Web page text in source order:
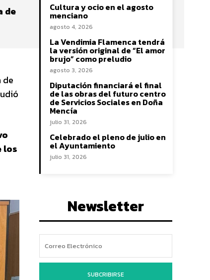
de
de
los
Cultura y ocio en el agosto
menciano
agosto 4, 2026
La Vendimia Flamenca tendrá
la versión original de “El amor
brujo” como preludio
agosto 3, 2026
Diputación financiará el final
de las obras del futuro centro
de Servicios Sociales en Doña
Mencía
julio 31, 2026
Celebrado el pleno de julio en
el Ayuntamiento
julio 31, 2026
Newsletter
SUBCRIBIRSE